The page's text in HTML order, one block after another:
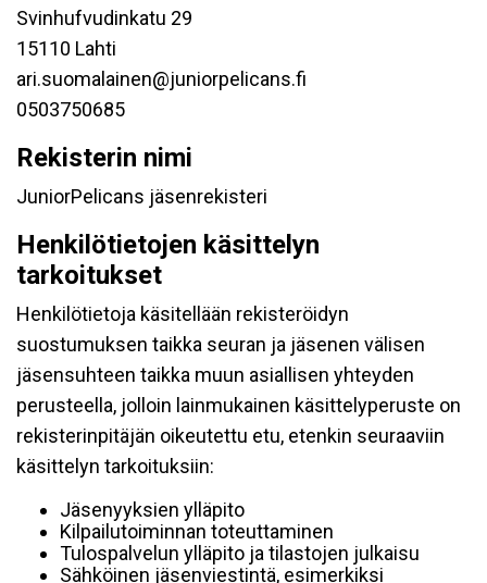
Svinhufvudinkatu 29
15110 Lahti
ari.suomalainen@juniorpelicans.fi
0503750685
Rekisterin nimi
JuniorPelicans jäsenrekisteri
Henkilötietojen käsittelyn
tarkoitukset
Henkilötietoja käsitellään rekisteröidyn
suostumuksen taikka seuran ja jäsenen välisen
jäsensuhteen taikka muun asiallisen yhteyden
perusteella, jolloin lainmukainen käsittelyperuste on
rekisterinpitäjän oikeutettu etu, etenkin seuraaviin
käsittelyn tarkoituksiin:
Jäsenyyksien ylläpito
Kilpailutoiminnan toteuttaminen
Tulospalvelun ylläpito ja tilastojen julkaisu
Sähköinen jäsenviestintä, esimerkiksi